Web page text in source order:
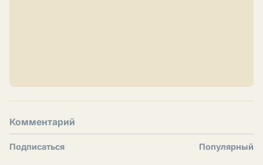
Комментарий
Подписаться Популярный